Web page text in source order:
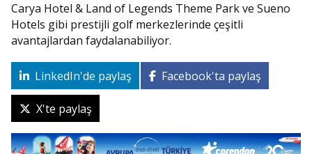
Carya Hotel & Land of Legends Theme Park ve Sueno
Hotels gibi prestijli golf merkezlerinde çeşitli
avantajlardan faydalanabiliyor.
LinkedIn'de paylaş Facebook'ta paylaş
X'te paylaş